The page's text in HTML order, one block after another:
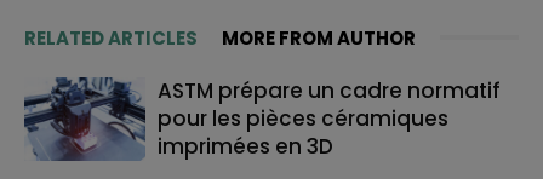
RELATED ARTICLES MORE FROM AUTHOR
ASTM prépare un cadre normatif
pour les pièces céramiques
imprimées en 3D